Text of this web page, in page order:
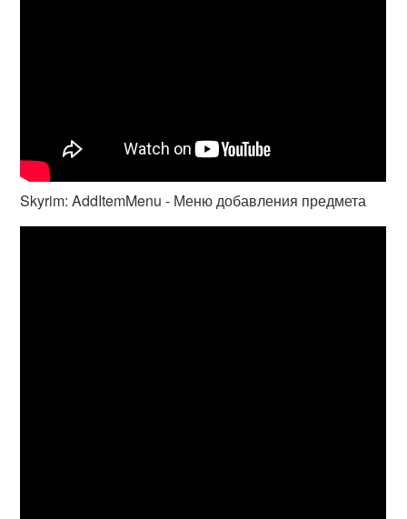
Skyrim: AddItemMenu - Меню добавления предмета